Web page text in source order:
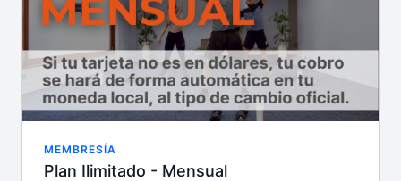
MEMBRESÍA
Plan Ilimitado - Mensual